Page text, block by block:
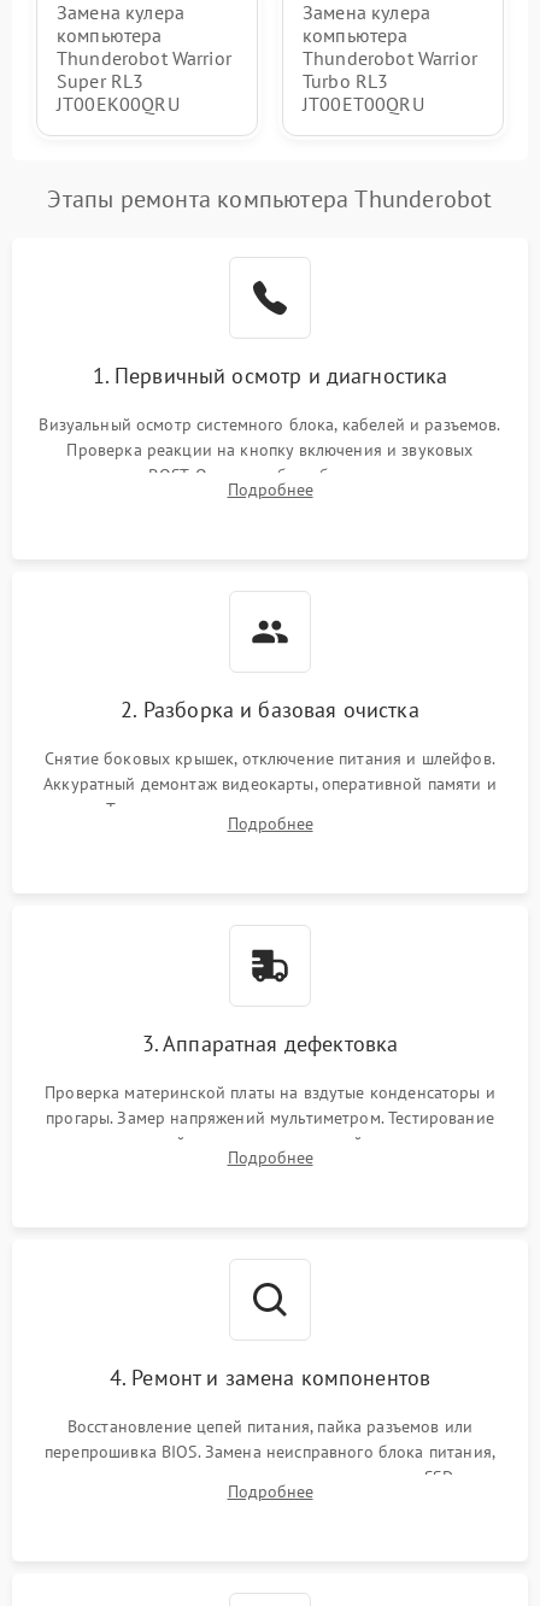
Замена кулера
компьютера
Thunderobot Warrior
Super RL3
JT00EK00QRU
Замена кулера
компьютера
Thunderobot Warrior
Turbo RL3
JT00ET00QRU
Этапы ремонта компьютера Thunderobot
1. Первичный осмотр и диагностика
Визуальный осмотр системного блока, кабелей и разъемов.
Проверка реакции на кнопку включения и звуковых
сигналов POST. Оценка работы блока питания для
локализации базовых неисправностей без полного разбора.
Подробнее
2. Разборка и базовая очистка
Снятие боковых крышек, отключение питания и шлейфов.
Аккуратный демонтаж видеокарты, оперативной памяти и
кулеров. Тщательная очистка корпуса и радиаторов от пыли
с помощью сжатого воздуха для предотвращения
Подробнее
3. Аппаратная дефектовка
Проверка материнской платы на вздутые конденсаторы и
прогары. Замер напряжений мультиметром. Тестирование
оперативной памяти и накопителей с помощью
диагностического ПО для выявления сбойных секторов и
Подробнее
4. Ремонт и замена компонентов
Восстановление цепей питания, пайка разъемов или
перепрошивка BIOS. Замена неисправного блока питания,
видеокарты, процессора или установка нового SSD для
восстановления и повышения скорости работы системы.
Подробнее